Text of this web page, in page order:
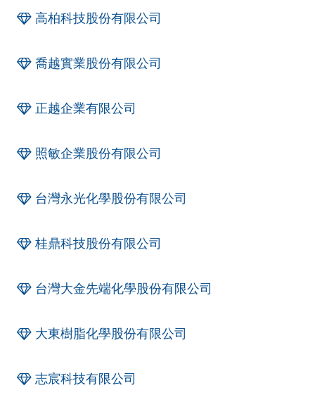
高柏科技股份有限公司
喬越實業股份有限公司
正越企業有限公司
照敏企業股份有限公司
台灣永光化學股份有限公司
桂鼎科技股份有限公司
台灣大金先端化學股份有限公司
大東樹脂化學股份有限公司
志宸科技有限公司